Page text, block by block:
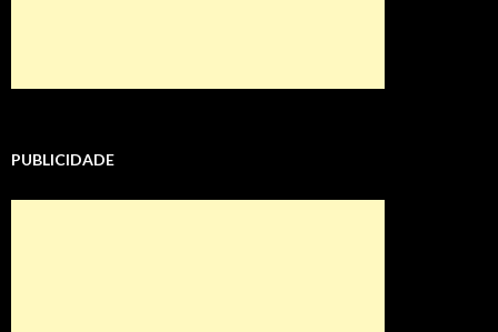
PUBLICIDADE